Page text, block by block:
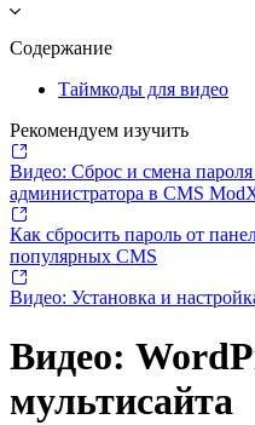
Содержание
Таймкоды для видео
Рекомендуем изучить
Видео: Сброс и смена
администратора в CMS
Как сбросить пароль от
популярных CMS
Видео: Установка и
Видео:
мультисайта